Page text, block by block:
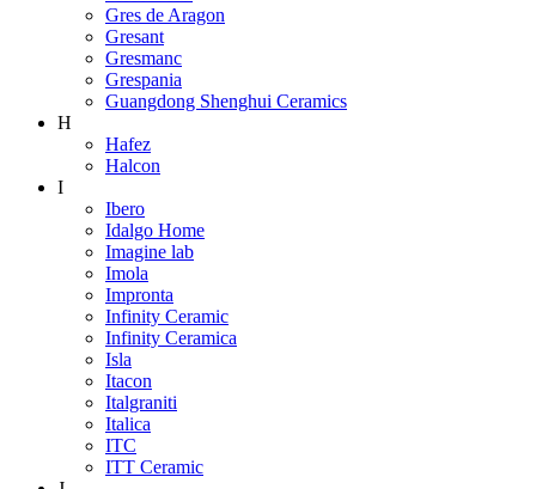
Gres de Aragon
Gresant
Gresmanc
Grespania
Guangdong Shenghui Ceramics
H
Hafez
Halcon
I
Ibero
Idalgo Home
Imagine lab
Imola
Impronta
Infinity Ceramic
Infinity Ceramica
Isla
Itacon
Italgraniti
Italica
ITC
ITT Ceramic